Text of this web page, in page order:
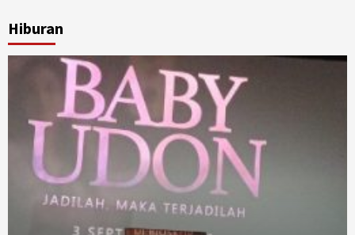
Hiburan